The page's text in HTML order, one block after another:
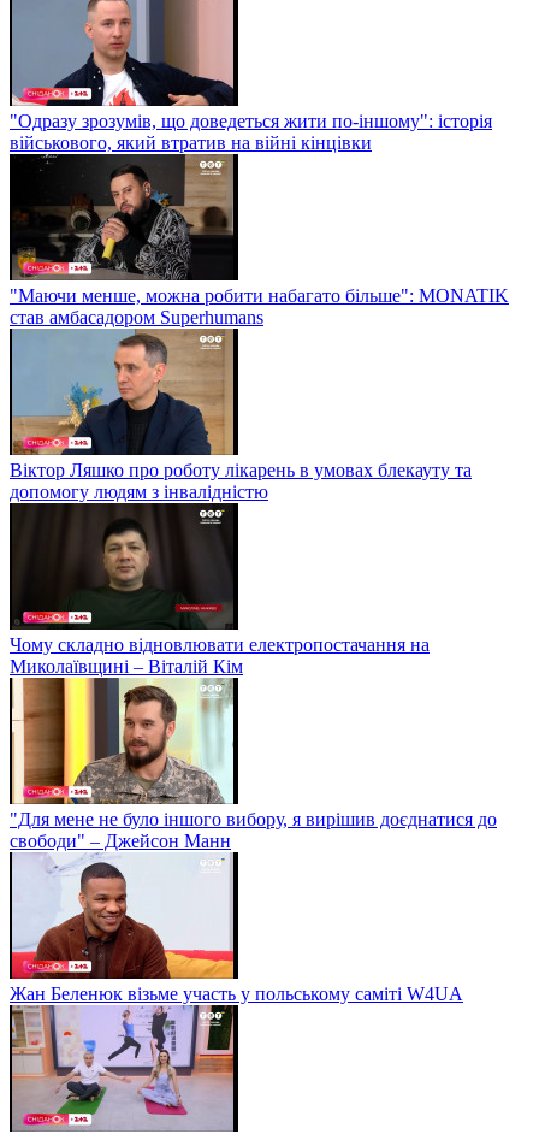
"Одразу зрозумів, що доведеться жити по-іншому": історія
військового, який втратив на війні кінцівки
"Маючи менше, можна робити набагато більше": MONATIK
став амбасадором Superhumans
Віктор Ляшко про роботу лікарень в умовах блекауту та
допомогу людям з інвалідністю
Чому складно відновлювати електропостачання на
Миколаївщині – Віталій Кім
"Для мене не було іншого вибору, я вирішив доєднатися до
свободи" – Джейсон Манн
Жан Беленюк візьме участь у польському саміті W4UA